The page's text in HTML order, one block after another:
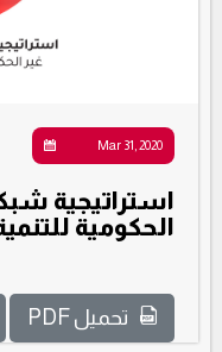
Mar 31, 2020
استراتيجية
الحكومية للتنمية 2020 -
تحميل PDF